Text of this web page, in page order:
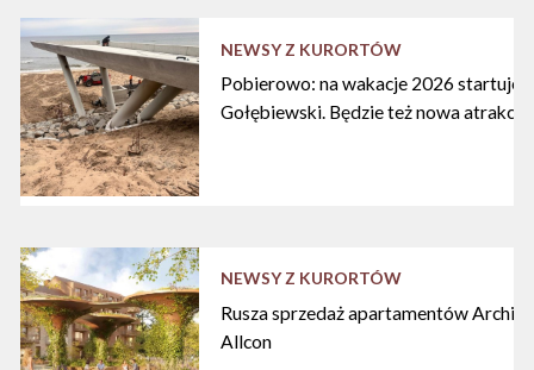
NEWSY Z KURORTÓW
Pobierowo: na wakacje 2026 startuje
Gołębiewski. Będzie też nowa atrakcja
NEWSY Z KURORTÓW
Rusza sprzedaż apartamentów
Allcon